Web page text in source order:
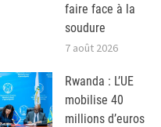
faire face à la
soudure
7 août 2026
Rwanda : L’UE
mobilise 40
millions d’euros